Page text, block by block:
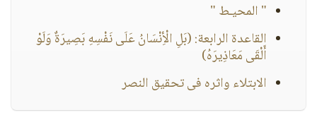
" المحيـط "
القاعدة الرابعة: (بَلِ الْأِنْسَانُ عَلَى نَفْسِهِ بَصِيرَةٌ وَلَوْ
أَلْقَى مَعَاذِيرَهُ)
الابتلاء واثره فى تحقيق النصر